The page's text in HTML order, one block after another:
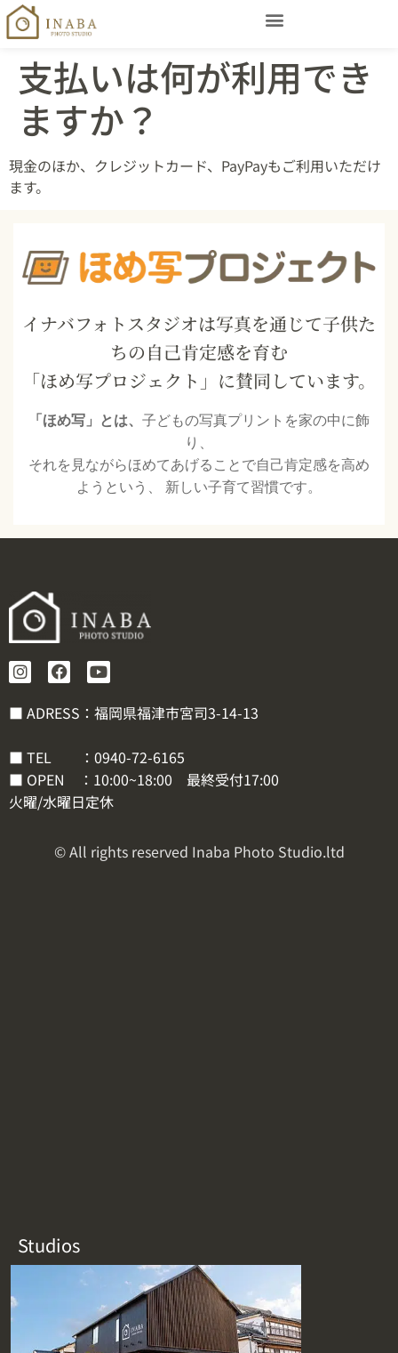
支払いは何が利用でき
ますか？
現金のほか、クレジットカード、PayPayもご利用いただけ
ます。
イナバフォトスタジオは写真を通じて子供た
ちの自己肯定感を育む
「ほめ写プロジェクト」に賛同しています。
「ほめ写」とは、 子どもの写真プリントを家の中に飾
り、
それを見ながらほめてあげることで自己肯定感を高め
ようという、 新しい子育て習慣です。
■ ADRESS：福岡県福津市宮司3-14-13
■ TEL ： 0940-72-6165
■ OPEN ：10:00~18:00 最終受付17:00
火曜/水曜日定休
© All rights reserved Inaba Photo Studio.ltd
Studios